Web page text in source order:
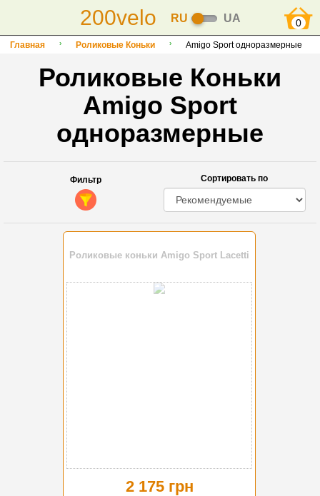
200velo RU UA 0
Главная Роликовые Коньки Amigo Sport одноразмерные
Роликовые Коньки
Amigo Sport
одноразмерные
Фильтр Сортировать по
Роликовые коньки Amigo Sport Lacetti
2 175 грн